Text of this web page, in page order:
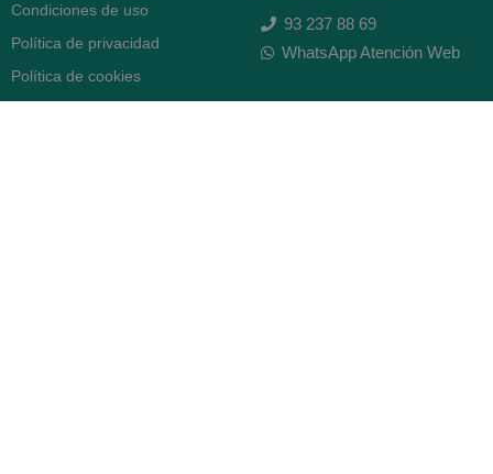
Condiciones de uso
Política de privacidad
Política de cookies
93 237 88 69
WhatsApp Atención Web